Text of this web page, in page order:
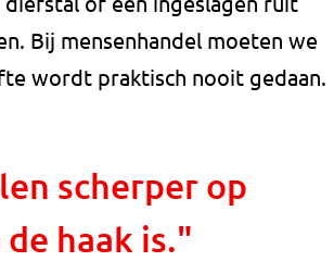
Bij mensenhandel moeten we
wordt praktisch nooit gedaan.
scherper op
haak is."